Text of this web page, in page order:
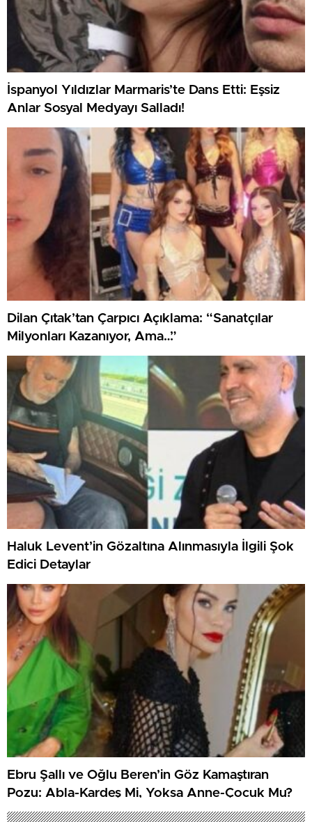
İspanyol Yıldızlar Marmaris’te Dans Etti: Eşsiz
Anlar Sosyal Medyayı Salladı!
Dilan Çıtak’tan Çarpıcı Açıklama: “Sanatçılar
Milyonları Kazanıyor, Ama…”
Haluk Levent’in Gözaltına Alınmasıyla İlgili Şok
Edici Detaylar
Ebru Şallı ve Oğlu Beren’in Göz Kamaştıran
Pozu: Abla-Kardeş Mi, Yoksa Anne-Çocuk Mu?